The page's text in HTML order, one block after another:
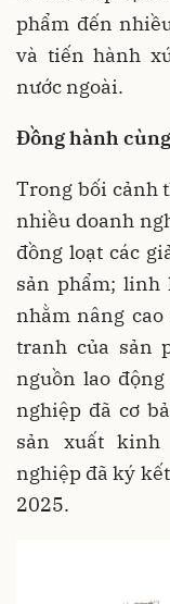
phẩm đến
và tiến hành
nước ngoài.
Đồng hành
Trong bối cảnh
nhiều doanh
đồng loạt các
sản phẩm; linh
nhằm nâng
tranh của sản
nguồn lao
nghiệp đã cơ
sản xuất kinh
nghiệp đã ký
2025.